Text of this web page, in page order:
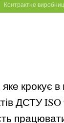
Контрактне
крокує
ДСТУ